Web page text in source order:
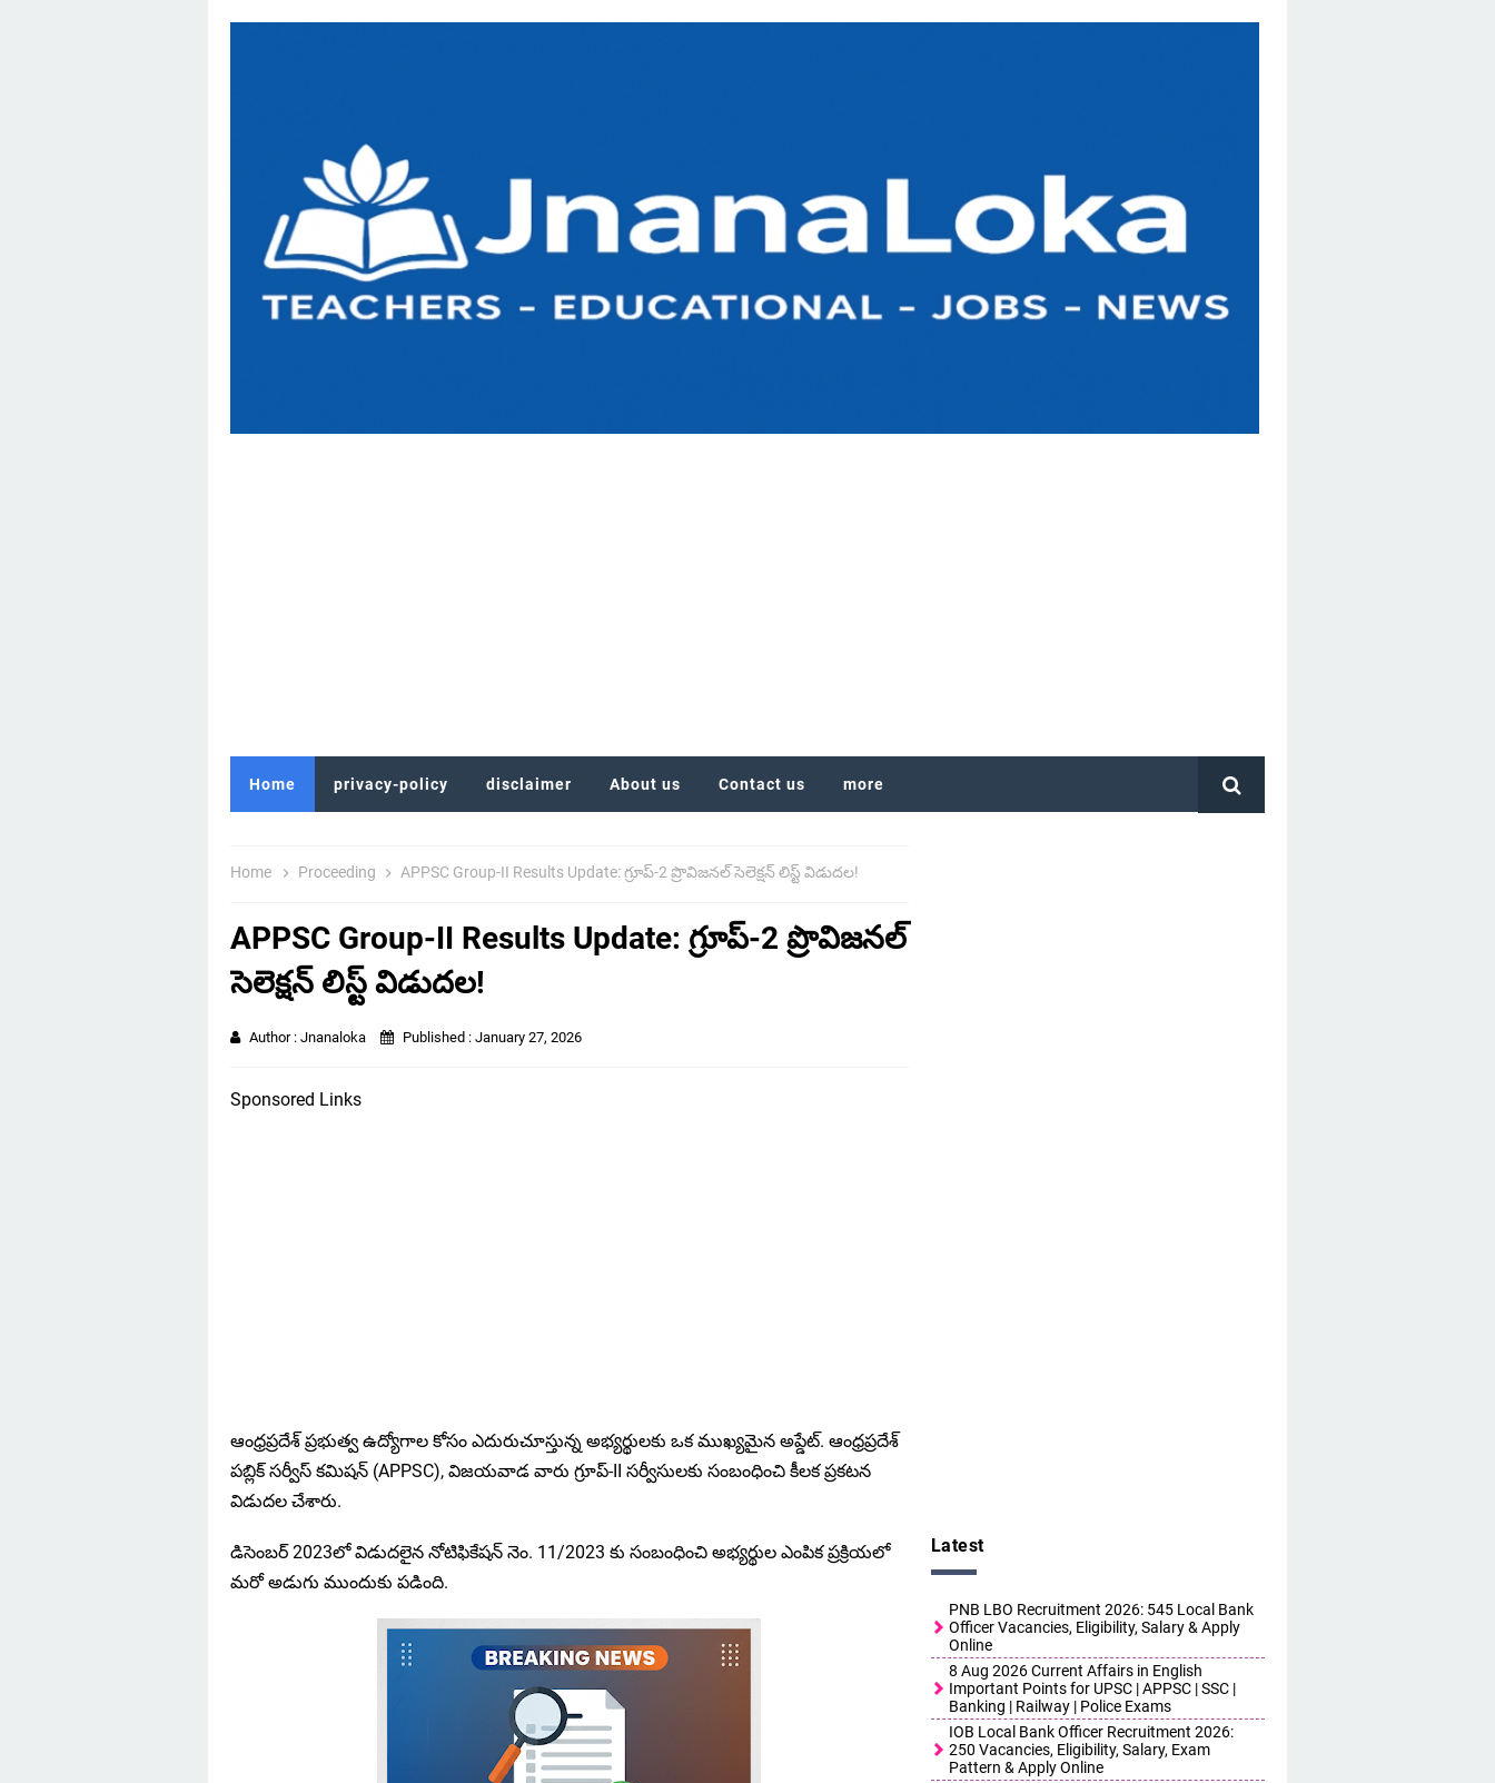
Home privacy-policy disclaimer About us Contact us more
Home Proceeding APPSC Group-II Results Update: గ్రూప్-2 ప్రొవిజనల్ సెలెక్షన్ లిస్ట్ విడుదల!
APPSC Group-II Results Update: గ్రూప్-2 ప్రొవిజనల్
సెలెక్షన్ లిస్ట్ విడుదల!
Author : Jnanaloka Published : January 27, 2026
Sponsored Links
ఆంధ్రప్రదేశ్ ప్రభుత్వ ఉద్యోగాల కోసం ఎదురుచూస్తున్న అభ్యర్థులకు ఒక ముఖ్యమైన అప్డేట్. ఆంధ్రప్రదేశ్
పబ్లిక్ సర్వీస్ కమిషన్ (APPSC), విజయవాడ వారు గ్రూప్-II సర్వీసులకు సంబంధించి కీలక ప్రకటన
విడుదల చేశారు.
డిసెంబర్ 2023లో విడుదలైన నోటిఫికేషన్ నెం. 11/2023 కు సంబంధించి అభ్యర్థుల ఎంపిక ప్రక్రియలో
మరో అడుగు ముందుకు పడింది.
Latest
PNB LBO Recruitment 2026: 545 Local Bank
Officer Vacancies, Eligibility, Salary & Apply
Online
8 Aug 2026 Current Affairs in English
Important Points for UPSC | APPSC | SSC |
Banking | Railway | Police Exams
IOB Local Bank Officer Recruitment 2026:
250 Vacancies, Eligibility, Salary, Exam
Pattern & Apply Online